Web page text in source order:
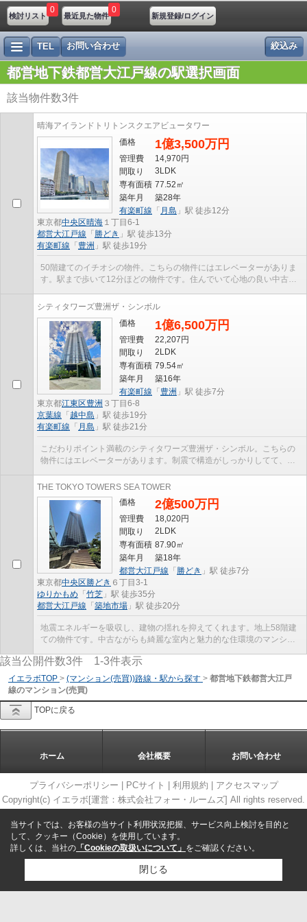
検討リスト
0
最近見た物件
0
新規登録/ログイン
絞込み
TEL お問い合わせ
都営地下鉄都営大江戸線の駅選択画面
該当物件数3件
晴海アイランドトリトンスクエアビュータワー
価格
1億3,500万円
管理費
14,970円
間取り
3LDK
専有面積 77.52㎡
築年月
築28年
東京都中央区晴海 １丁目6-1
有楽町線 「 月島 」駅 徒歩12分
都営大江戸線 「 勝どき 」駅 徒歩13分
有楽町線 「 豊洲 」駅 徒歩19分
50階建てのイチオシの物件。こちらの物件にはエレベーターがありま
す。駅まで歩いて12分ほどの物件です。住んでいて心地の良い中古マ
シティタワーズ豊洲ザ・シンボル
価格
1億6,500万円
管理費
22,207円
間取り
2LDK
専有面積 79.54㎡
築年月
築16年
東京都江東区豊洲 ３丁目6-8
有楽町線 「 豊洲 」駅 徒歩7分
京葉線 「 越中島 」駅 徒歩19分
有楽町線 「 月島 」駅 徒歩21分
こだわりポイント満載のシティタワーズ豊洲ザ・シンボル。こちらの
物件にはエレベーターがあります。制震で構造がしっかりしてて、建
THE TOKYO TOWERS SEA TOWER
価格
2億500万円
管理費
18,020円
間取り
2LDK
専有面積 87.90㎡
築年月
築18年
東京都中央区勝どき ６丁目3-1
都営大江戸線 「 勝どき 」駅 徒歩7分
ゆりかもめ 「 竹芝 」駅 徒歩35分
都営大江戸線 「 築地市場 」駅 徒歩20分
地震エネルギーを吸収し、建物の揺れを抑えてくれます。地上58階建
ての物件です。中古ながらも綺麗な室内と魅力的な住環境のマンショ
該当公開件数3件 1-3件表示
イエラボTOP > (マンション(売買))路線・駅から探す > 都営地下鉄都営大江戸
線のマンション(売買)
TOPに戻る
ホーム 会社概要 お問い合わせ
プライバシーポリシー PCサイト 利用規約
アクセスマップ
Copyright(c) イエラボ[運営：株式会社フォー・ルームズ] All rights reserved.
当サイトでは、お客様の当サイト利用状況把握、サービス向上検討を目的と
して、クッキー（Cookie）を使用しています。
詳しくは、当社の 「Cookieの取扱いについて」 をご確認ください。
閉じる